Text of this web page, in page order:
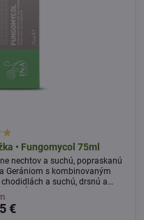
• Fungomycol 75ml
nechtov a suchú, popraskanú
Gerániom s kombinovaným
a suchú, drsnú a
Účinný pri nepríjemnom
pre zdravé nechty a hebkú
€